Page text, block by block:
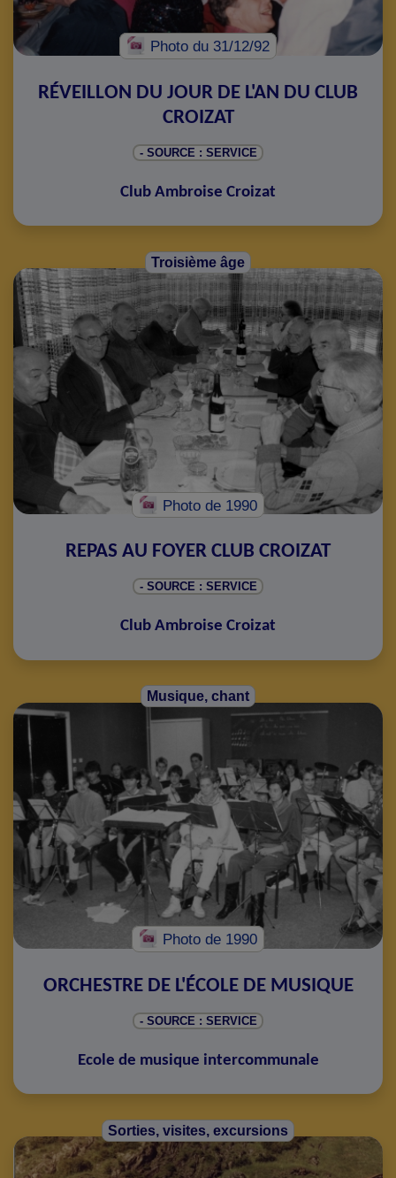
Photo du 31/12/92
RÉVEILLON DU JOUR DE L'AN DU CLUB
CROIZAT
- SOURCE : SERVICE
Club Ambroise Croizat
Troisième âge
Photo de 1990
REPAS AU FOYER CLUB CROIZAT
- SOURCE : SERVICE
Club Ambroise Croizat
Musique, chant
Photo de 1990
ORCHESTRE DE L'ÉCOLE DE MUSIQUE
- SOURCE : SERVICE
Ecole de musique intercommunale
Sorties, visites, excursions